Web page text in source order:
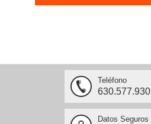
Teléfono
630.577.930
Datos Seguros